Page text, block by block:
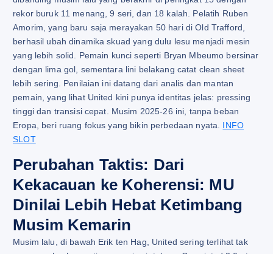
rekor buruk 11 menang, 9 seri, dan 18 kalah. Pelatih Ruben
Amorim, yang baru saja merayakan 50 hari di Old Trafford,
berhasil ubah dinamika skuad yang dulu lesu menjadi mesin
yang lebih solid. Pemain kunci seperti Bryan Mbeumo bersinar
dengan lima gol, sementara lini belakang catat clean sheet
lebih sering. Penilaian ini datang dari analis dan mantan
pemain, yang lihat United kini punya identitas jelas: pressing
tinggi dan transisi cepat. Musim 2025-26 ini, tanpa beban
Eropa, beri ruang fokus yang bikin perbedaan nyata. INFO
SLOT
Perubahan Taktis: Dari
Kekacauan ke Koherensi: MU
Dinilai Lebih Hebat Ketimbang
Musim Kemarin
Musim lalu, di bawah Erik ten Hag, United sering terlihat tak